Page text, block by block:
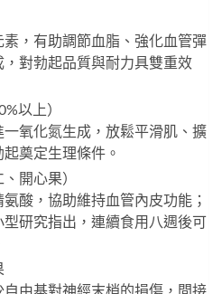
，有助調節血脂、強化血管彈
對勃起品質與耐力具雙重效
以上）
氧化氮生成，放鬆平滑肌、擴
奠定生理條件。
開心果）
酸，協助維持血管內皮功能；
研究指出，連續食用八週後可